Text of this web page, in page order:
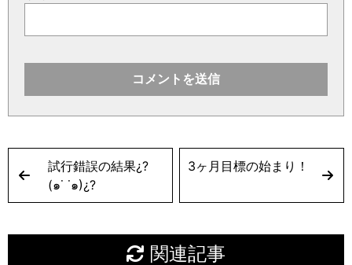
試行錯誤の結果¿?
(๑˙ ˙๑)¿?
3ヶ月目標の始まり！
関連記事